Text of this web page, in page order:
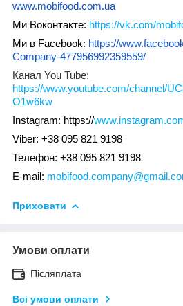
www.mobifood.com.ua
Ми Воконтакте: https://vk.com/
Ми в Facebook: https://
Company-477956992359559/
Канал You Tube:
https://www.youtube.com/channel/
O1w6kw
Instagram: https://
Viber: +38 095 821 9198
Телефон: +38 095 821 9198
E-mail:
Приховати
Умови оплати
Післяплата
Всі умови оплати